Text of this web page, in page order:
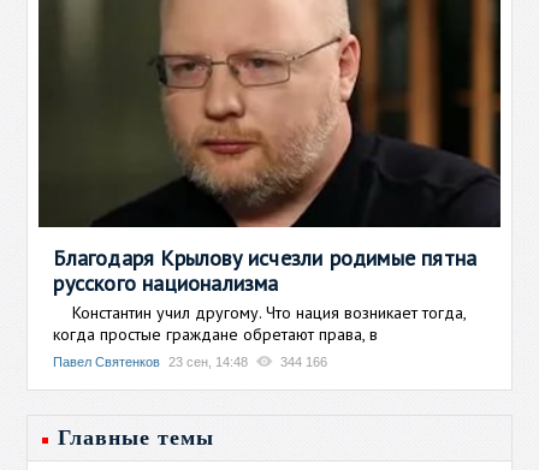
Благодаря Крылову исчезли родимые пятна
русского национализма
Константин учил другому. Что нация возникает тогда,
когда простые граждане обретают права, в
Павел Святенков 23 сен, 14:48 344 166
Главные темы